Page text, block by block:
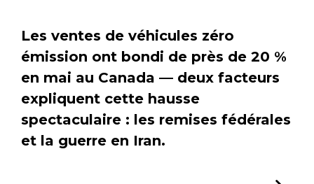
Les ventes de véhicules zéro
émission ont bondi de près de 20 %
en mai au Canada — deux facteurs
expliquent cette hausse
spectaculaire : les remises fédérales
et la guerre en Iran.